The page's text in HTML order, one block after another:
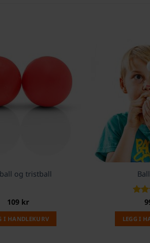
og tristball
109 kr
I HANDLEKURV LEGG I